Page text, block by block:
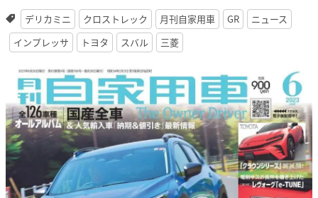
デリカミニ クロストレック 月刊自家用車 GR
ニュース
インプレッサ
トヨタ スバル 三菱